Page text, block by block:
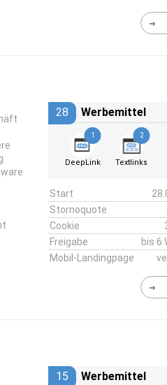
28 Werbemittel
1
DeepLink
2
Textlinks
Start
Stornoquote
Cookie
Freigabe
bis 6
Mobil-Landingpage
15 Werbemittel